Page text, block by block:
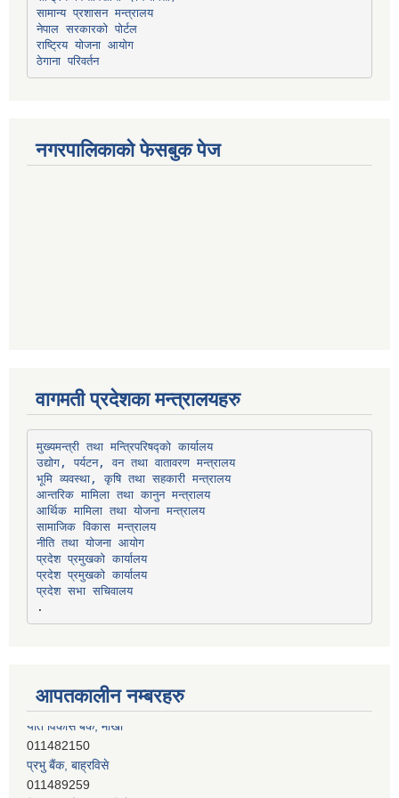
सामान्य प्रशासन मन्त्रालय
नेपाल सरकारको पोर्टल
राष्ट्रिय योजना आयोग
ठेगाना परिवर्तन
नगरपालिकाको फेसबुक पेज
वागमती प्रदेशका मन्त्रालयहरु
मुख्यमन्त्री तथा मन्त्रिपरिषद्को कार्यालय
उद्योग, पर्यटन, वन तथा वातावरण मन्त्रालय
भूमि व्यवस्था, कृषि तथा सहकारी मन्त्रालय
आन्तरिक मामिला तथा कानुन मन्त्रालय
आर्थिक मामिला तथा योजना मन्त्रालय
सामाजिक विकास मन्त्रालय
नीति तथा योजना आयोग
प्रदेश प्रमुखको कार्यालय
प्रदेश प्रमुखको कार्यालय
प्रदेश सभा सचिवालय
आपतकालीन नम्बरहरु
प्रभु बैंक, बाह्रविसे
011489259
हिमालयन बैंक, बाह्रविसे
011489290